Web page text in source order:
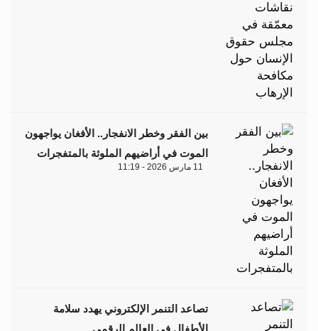
بين الفقر وخطر الانفجار.. الأفغان يواجهون
الموت في أراضيهم الملوثة بالمتفجرات
11 مارس 2026 - 11:19
تصاعد التنمر الإلكتروني يهدد سلامة
الأطفال في العالم الرقمي